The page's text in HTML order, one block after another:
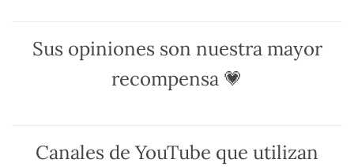
Sus opiniones son nuestra mayor
recompensa 💗
Canales de YouTube que utilizan